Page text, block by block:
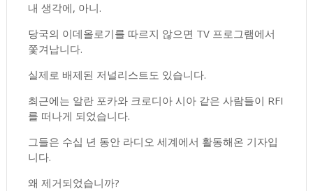
내 생각에, 아니.
당국의 이데올로기를 따르지 않으면 TV 프로그램에서
쫓겨납니다.
실제로 배제된 저널리스트도 있습니다.
최근에는 알란 포카와 크로디아 시아 같은 사람들이 RFI
를 떠나게 되었습니다.
그들은 수십 년 동안 라디오 세계에서 활동해온 기자입
니다.
왜 제거되었습니까?